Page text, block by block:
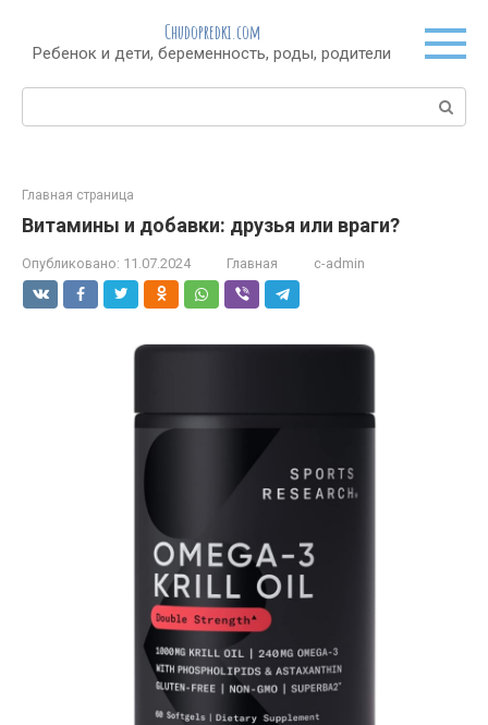
контенту
Chudopredki.com
Ребенок и дети, беременность, роды, родители
Поиск:
Главная страница
Витамины и добавки: друзья или враги?
Опубликовано: 11.07.2024 Главная c-admin